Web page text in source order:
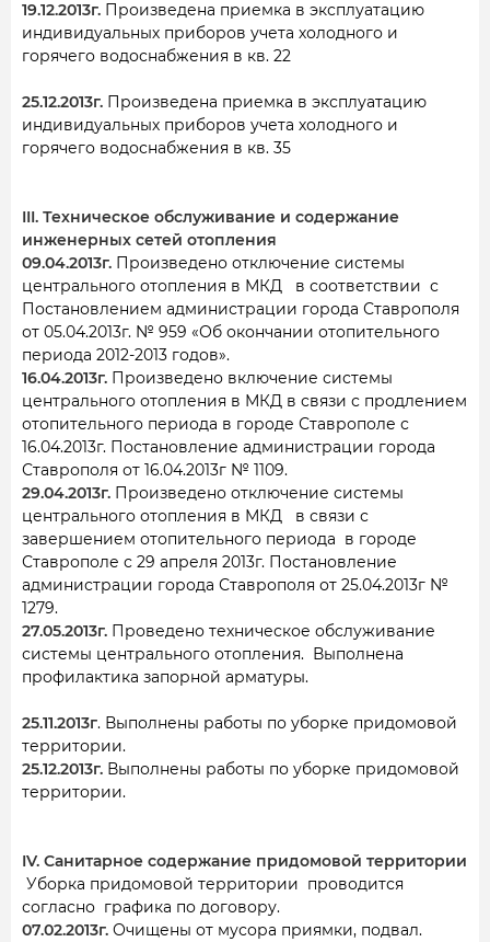
19.12.2013г. Произведена приемка в эксплуатацию
индивидуальных приборов учета холодного и
горячего водоснабжения в кв. 22
25.12.2013г. Произведена приемка в эксплуатацию
индивидуальных приборов учета холодного и
горячего водоснабжения в кв. 35
III. Техническое обслуживание и содержание
инженерных сетей отопления
09.04.2013г. Произведено отключение системы
центрального отопления в МКД в соответствии с
Постановлением администрации города Ставрополя
от 05.04.2013г. № 959 «Об окончании отопительного
периода 2012-2013 годов».
16.04.2013г. Произведено включение системы
центрального отопления в МКД в связи с продлением
отопительного периода в городе Ставрополе с
16.04.2013г. Постановление администрации города
Ставрополя от 16.04.2013г № 1109.
29.04.2013г. Произведено отключение системы
центрального отопления в МКД в связи с
завершением отопительного периода в городе
Ставрополе с 29 апреля 2013г. Постановление
администрации города Ставрополя от 25.04.2013г №
1279.
27.05.2013г. Проведено техническое обслуживание
системы центрального отопления. Выполнена
профилактика запорной арматуры.
25.11.2013г. Выполнены работы по уборке придомовой
территории.
25.12.2013г. Выполнены работы по уборке придомовой
территории.
IV. Санитарное содержание придомовой территории
Уборка придомовой территории проводится
согласно графика по договору.
07.02.2013г. Очищены от мусора приямки, подвал.